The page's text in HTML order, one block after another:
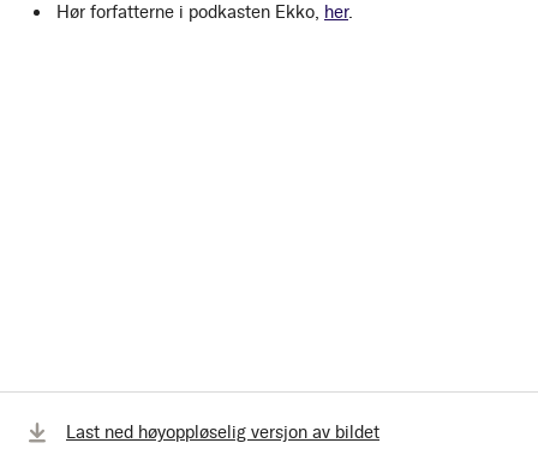
Hør forfatterne i podkasten Ekko, her.
Last ned høyoppløselig versjon av bildet
Bla